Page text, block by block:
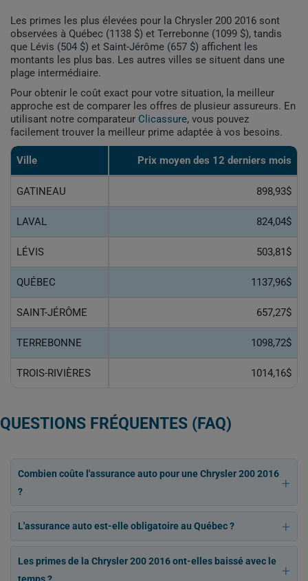
Les primes les plus élevées pour la Chrysler 200 2016 sont
observées à Québec (1138 $) et Terrebonne (1099 $), tandis
que Lévis (504 $) et Saint-Jérôme (657 $) affichent les
montants les plus bas. Les autres villes se situent dans une
plage intermédiaire.
Pour obtenir le coût exact pour votre situation, la meilleur
approche est de comparer les offres de plusieur assureurs. En
utilisant notre comparateur Clicassure, vous pouvez
facilement trouver la meilleur prime adaptée à vos besoins.
Ville Prix ​​moyen des 12 derniers mois
GATINEAU 898,93$
LAVAL 824,04$
LÉVIS 503,81$
QUÉBEC 1137,96$
SAINT-JÉRÔME 657,27$
TERREBONNE 1098,72$
TROIS-RIVIÈRES 1014,16$
QUESTIONS FRÉQUENTES (FAQ)
Combien coûte l'assurance auto pour une Chrysler 200 2016
?
L'assurance auto est-elle obligatoire au Québec ?
Les primes de la Chrysler 200 2016 ont-elles baissé avec le
temps ?